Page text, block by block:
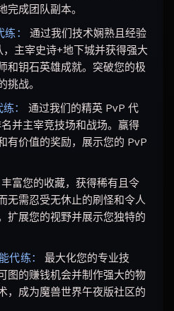
完成团队副本。
：
通过我们技术娴熟且经验
主宰史诗+地下城并获得强大
和钥石英雄成就。突破您的极
挑战。
：
通过我们的精英 PvP 代
并主宰竞技场和战场。赢得
有价值的奖励，展示您的 PvP
丰富您的收藏，获得稀有且令
无需忍受无休止的刷怪和令人
扩展您的视野并展示您独特的
代练：
最大化您的专业技
图的赚钱机会并制作强大的物
，成为魔兽世界午夜版社区的